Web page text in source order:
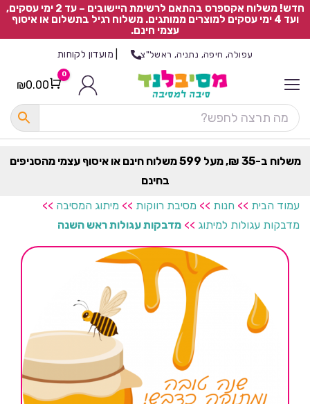
חדש! משלוח אקספרס בהתאם לרשימת היישובים – עד 2 ימי עסקים,
ועד 4 ימי עסקים למוצרים ממותגים. משלוח רגיל בתשלום או איסוף
עצמי חינם.
עפולה, חיפה, נתניה, ראשל"צ מועדון לקוחות
Cart
0
₪0.00
משלוח ב-35 ₪, מעל 599 משלוח חינם או איסוף עצמי מהסניפים
בחינם
עמוד הבית >> חנות >> מסיבת רווקות >> מיתוג המסיבה >>
מדבקות עגולות למיתוג >> מדבקות עגולות ראש השנה